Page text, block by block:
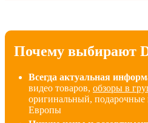
Почему выбирают
Всегда актуальная
видео товаров, обзоры в
оригинальный,
Европы